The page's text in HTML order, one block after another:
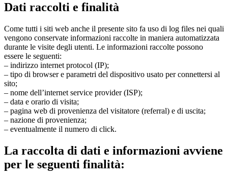
Dati raccolti e finalità
Come tutti i siti web anche il presente sito fa uso di log files nei quali
vengono conservate informazioni raccolte in maniera automatizzata
durante le visite degli utenti. Le informazioni raccolte possono
essere le seguenti:
– indirizzo internet protocol (IP);
– tipo di browser e parametri del dispositivo usato per connettersi al
sito;
– nome dell’internet service provider (ISP);
– data e orario di visita;
– pagina web di provenienza del visitatore (referral) e di uscita;
– nazione di provenienza;
– eventualmente il numero di click.
La raccolta di dati e informazioni avviene
per le seguenti finalità: